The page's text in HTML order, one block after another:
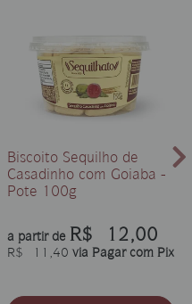
Biscoito Sequilho de
Casadinho com Goiaba -
Pote 100g
a partir de R$ 12,00
R$ 11,40via Pagar com Pix